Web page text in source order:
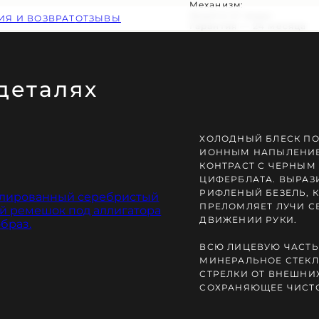
Механизм:
И ВОЗВРАТОТЗЫВЫ
ХОЛОДНЫЙ БЛЕСК
ИОННЫМ
КОНТРАСТ С
ЦИФЕРБЛАТА.
РИФЛЕНЫЙ БЕЗЕЛЬ,
ПРЕЛОМЛЯЕТ ЛУЧИ
ДВИЖЕНИИ РУКИ.
ВСЮ ЛИЦЕВУЮ
МИНЕРАЛЬНОЕ
СТРЕЛКИ ОТ
СОХРАНЯЮЩЕЕ